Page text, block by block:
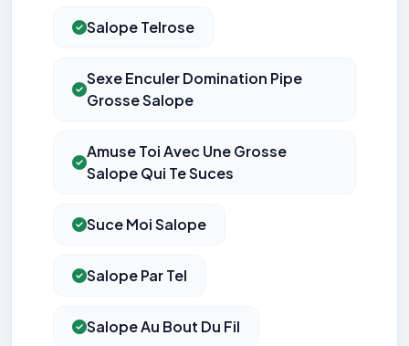
Salope Telrose
Sexe Enculer Domination Pipe
Grosse Salope
Amuse Toi Avec Une Grosse
Salope Qui Te Suces
Suce Moi Salope
Salope Par Tel
Salope Au Bout Du Fil